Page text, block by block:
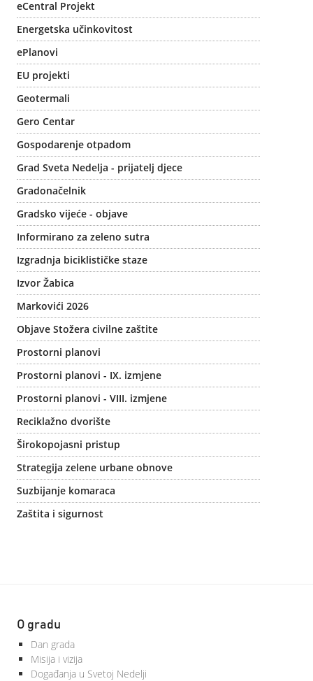
eCentral Projekt
Energetska učinkovitost
ePlanovi
EU projekti
Geotermali
Gero Centar
Gospodarenje otpadom
Grad Sveta Nedelja - prijatelj djece
Gradonačelnik
Gradsko vijeće - objave
Informirano za zeleno sutra
Izgradnja biciklističke staze
Izvor Žabica
Markovići 2026
Objave Stožera civilne zaštite
Prostorni planovi
Prostorni planovi - IX. izmjene
Prostorni planovi - VIII. izmjene
Reciklažno dvorište
Širokopojasni pristup
Strategija zelene urbane obnove
Suzbijanje komaraca
Zaštita i sigurnost
O gradu
Dan grada
Misija i vizija
Događanja u Svetoj Nedelji